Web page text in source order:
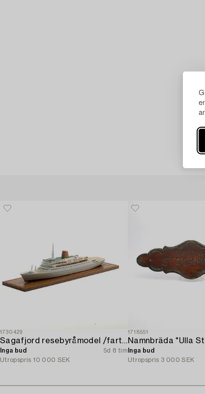
1730429
Sagafjord resebyråmodel /fartygsmodel.
Inga bud
5d 8 tim
Utropspris 10 000 SEK
1718551
Namnbräda "Ulla
Inga bud
Utropspris 3 000 SEK